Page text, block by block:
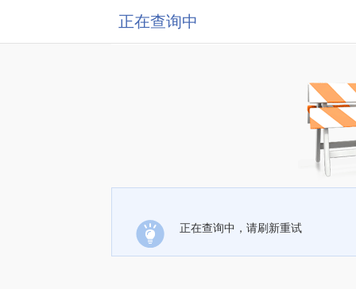
正在查询中
正在查询中，请刷新重试